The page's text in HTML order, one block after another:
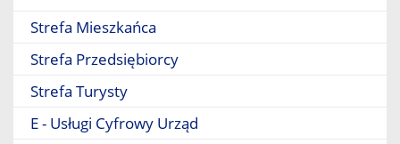
Strefa Mieszkańca
Strefa Przedsiębiorcy
Strefa Turysty
E - Usługi Cyfrowy Urząd